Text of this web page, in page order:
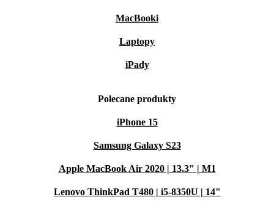
MacBooki
Laptopy
iPady
Polecane produkty
iPhone 15
Samsung Galaxy S23
Apple MacBook Air 2020 | 13.3" | M1
Lenovo ThinkPad T480 | i5-8350U | 14"